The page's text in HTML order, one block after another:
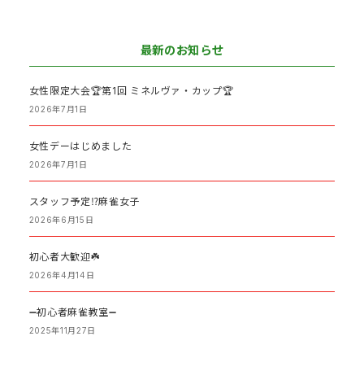
最新のお知らせ
女性限定大会🏆第1回 ミネルヴァ・カップ🏆
2026年7月1日
女性デーはじめました
2026年7月1日
スタッフ予定⁉️麻雀女子
2026年6月15日
初心者大歓迎☘️
2026年4月14日
➖初心者麻雀教室➖
2025年11月27日